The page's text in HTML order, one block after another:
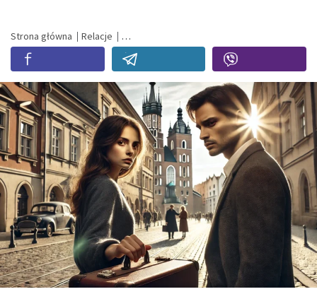
Strona główna Relacje